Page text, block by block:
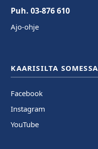
Puh. 03-876 610
Ajo-ohje
KAARISILTA SOMESSA
Facebook
Instagram
YouTube